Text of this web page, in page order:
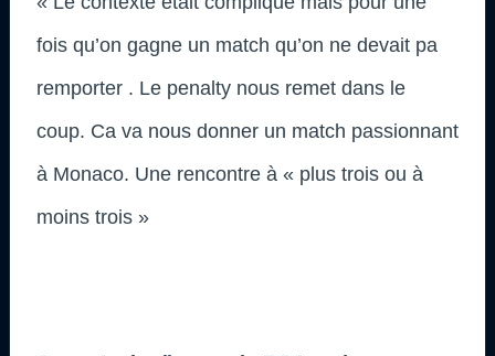
fois qu’on gagne un match qu’on ne devait pa
remporter . Le penalty nous remet dans le
coup. Ca va nous donner un match passionnant
à Monaco. Une rencontre à « plus trois ou à
moins trois »